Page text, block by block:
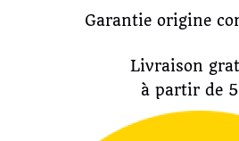
Garantie origine
Livraison
à partir de